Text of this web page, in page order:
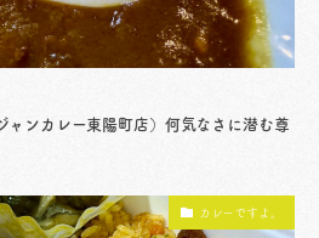
ンカレー東陽町店）何気なさに潜む尊
カレーですよ。